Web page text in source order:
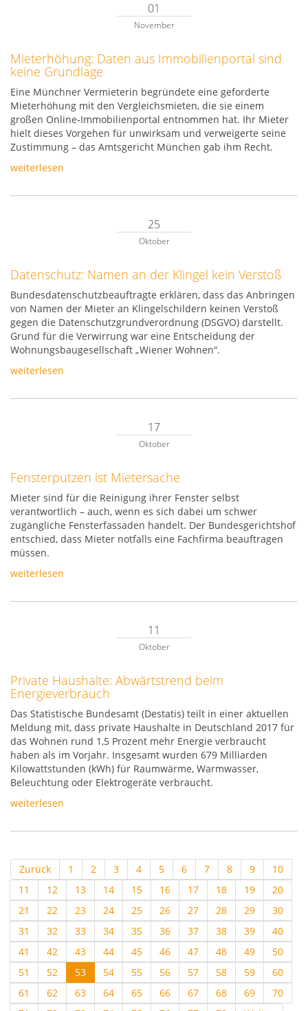
01
November
Mieterhöhung: Daten aus Immobilienportal sind
keine Grundlage
Eine Münchner Vermieterin begründete eine geforderte
Mieterhöhung mit den Vergleichsmieten, die sie einem
großen Online-Immobilienportal entnommen hat. Ihr Mieter
hielt dieses Vorgehen für unwirksam und verweigerte seine
Zustimmung – das Amtsgericht München gab ihm Recht.
weiterlesen
25
Oktober
Datenschutz: Namen an der Klingel kein Verstoß
Bundesdatenschutzbeauftragte erklären, dass das Anbringen
von Namen der Mieter an Klingelschildern keinen Verstoß
gegen die Datenschutzgrundverordnung (DSGVO) darstellt.
Grund für die Verwirrung war eine Entscheidung der
Wohnungsbaugesellschaft „Wiener Wohnen“.
weiterlesen
17
Oktober
Fensterputzen ist Mietersache
Mieter sind für die Reinigung ihrer Fenster selbst
verantwortlich – auch, wenn es sich dabei um schwer
zugängliche Fensterfassaden handelt. Der Bundesgerichtshof
entschied, dass Mieter notfalls eine Fachfirma beauftragen
müssen.
weiterlesen
11
Oktober
Private Haushalte: Abwärtstrend beim
Energieverbrauch
Das Statistische Bundesamt (Destatis) teilt in einer aktuellen
Meldung mit, dass private Haushalte in Deutschland 2017 für
das Wohnen rund 1,5 Prozent mehr Energie verbraucht
haben als im Vorjahr. Insgesamt wurden 679 Milliarden
Kilowattstunden (kWh) für Raumwärme, Warmwasser,
Beleuchtung oder Elektrogeräte verbraucht.
weiterlesen
Zurück 1 2 3 4 5 6 7 8 9
10
11
12 13 14 15 16 17 18 19
20
21
22 23 24 25 26 27 28 29
30
31
32 33 34 35 36 37 38 39
40
41
42 43 44 45 46 47 48 49
50
51
52 53 54 55 56 57 58 59
60
61
62 63 64 65 66 67 68 69
70